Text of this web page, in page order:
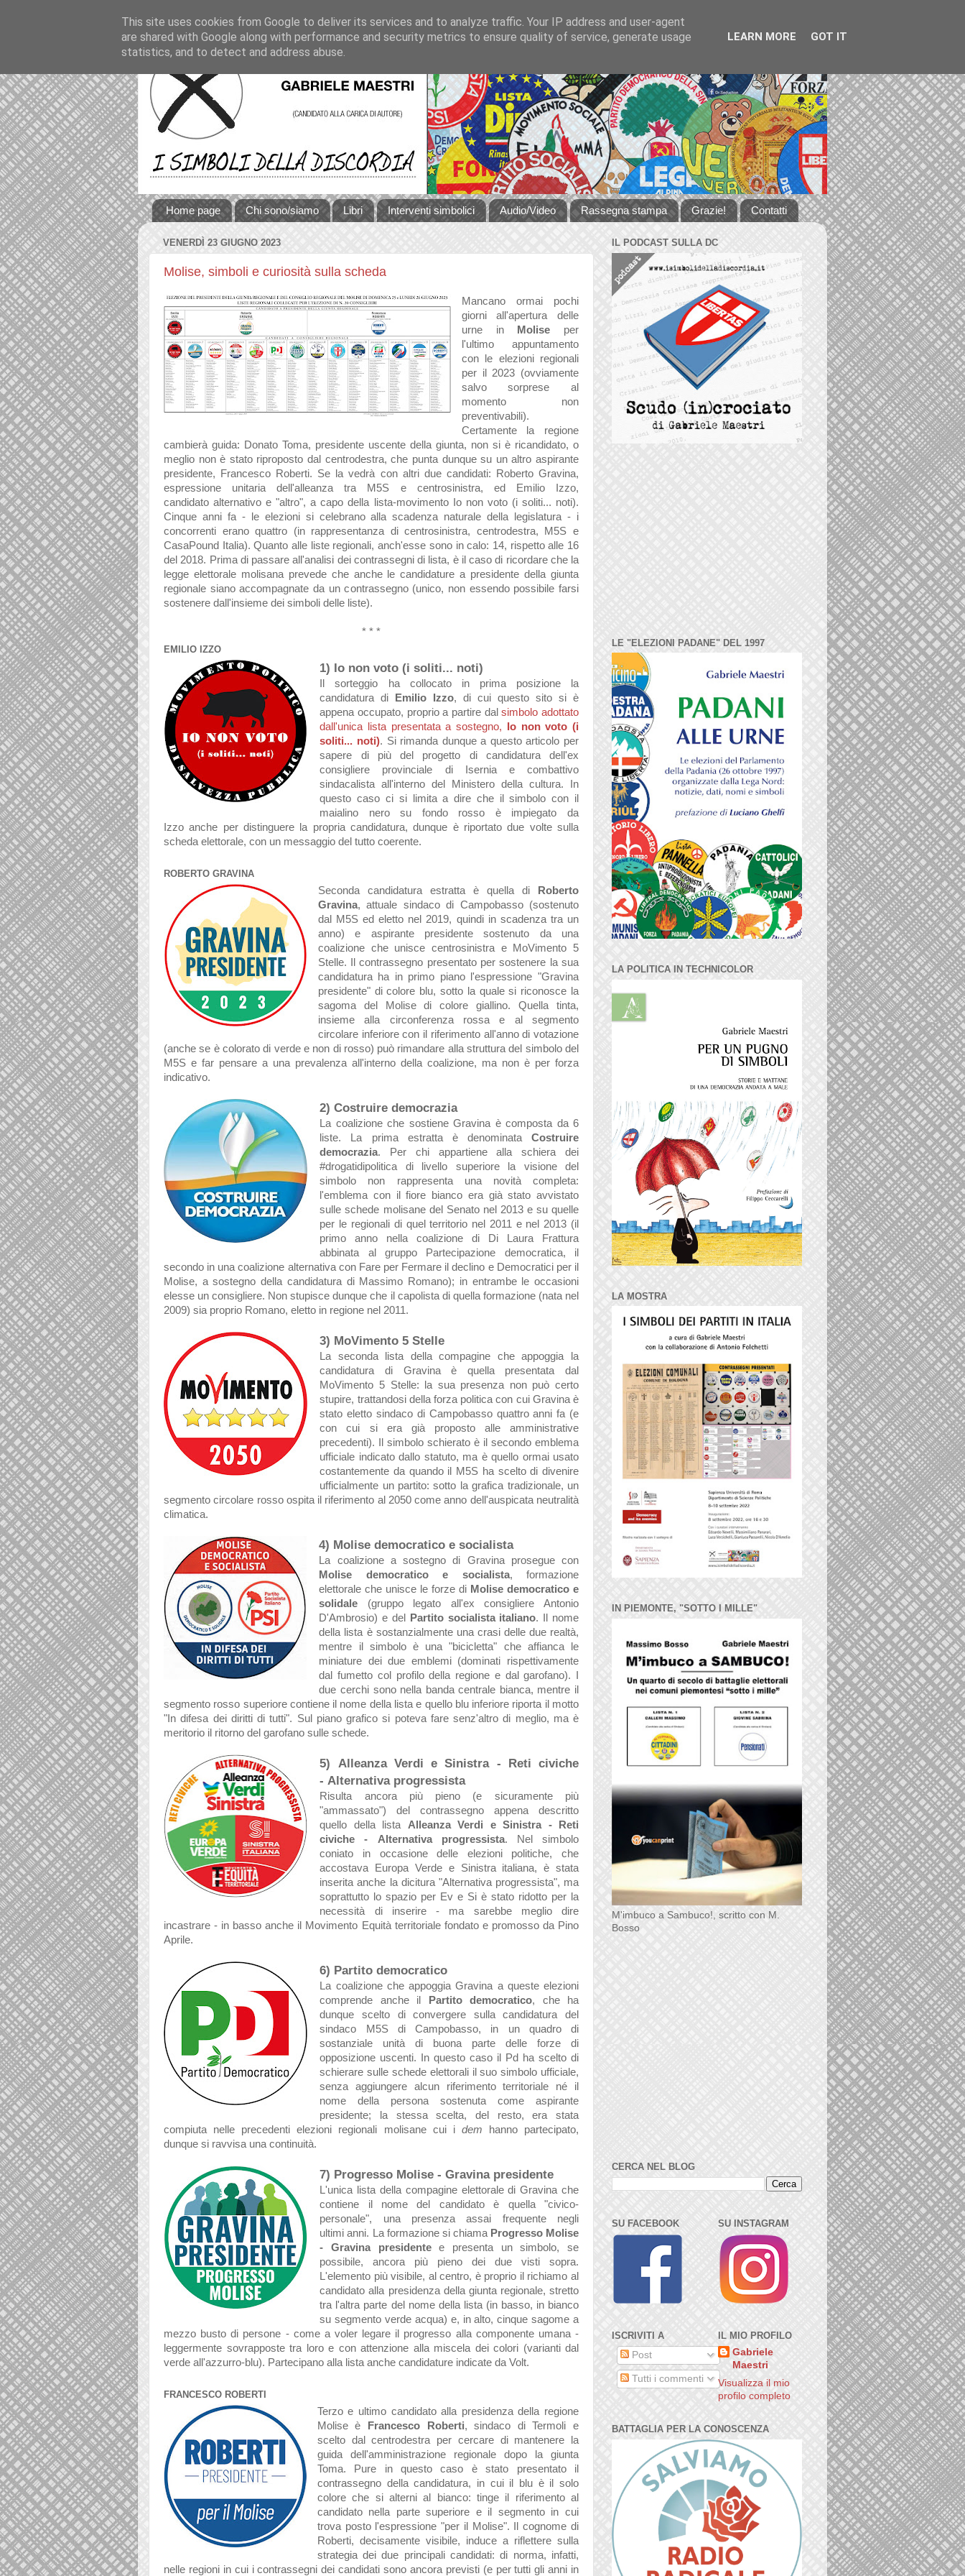
Home page Chi sono/siamo Libri Interventi simbolici Audio/Video Rassegna stampa Grazie! Contatti
VENERDÌ 23 GIUGNO 2023
Molise, simboli e curiosità sulla scheda
Mancano ormai pochi
giorni all'apertura delle
urne in
Molise per
l'ultimo appuntamento
con le elezioni regionali
per il 2023 (ovviamente
salvo sorprese al
momento non
preventivabili).
Certamente la regione
cambierà guida: Donato Toma, presidente uscente della giunta, non si è ricandidato, o
meglio non è stato riproposto dal centrodestra, che punta dunque su un altro aspirante
presidente, Francesco Roberti. Se la vedrà con altri due candidati: Roberto Gravina,
espressione unitaria dell'alleanza tra M5S e centrosinistra, ed Emilio Izzo,
candidato alternativo e "altro", a capo della lista-movimento Io non voto (i soliti... noti).
Cinque anni fa - le elezioni si celebrano alla scadenza naturale della legislatura - i
concorrenti erano quattro (in rappresentanza di centrosinistra, centrodestra, M5S e
CasaPound Italia). Quanto alle liste regionali, anch'esse sono in calo: 14, rispetto alle 16
del 2018. Prima di passare all'analisi dei contrassegni di lista, è il caso di ricordare che la
legge elettorale molisana prevede che anche le candidature a presidente della giunta
regionale siano accompagnate da un contrassegno (unico, non essendo possibile farsi
sostenere dall'insieme dei simboli delle liste).
* * *
EMILIO IZZO
1) Io non voto (i soliti... noti)
Il sorteggio ha collocato in prima posizione la
candidatura di
Emilio Izzo, di cui questo sito si è
appena occupato, proprio a partire dalsimbolo adottato
dall'unica lista presentata a sostegno,
Io non voto (i
soliti... noti). Si rimanda dunque a questo articolo per
sapere di più del progetto di candidatura dell'ex
consigliere provinciale di Isernia e combattivo
sindacalista all'interno del Ministero della cultura. In
questo caso ci si limita a dire che il simbolo con il
maialino nero su fondo rosso è impiegato da
Izzo anche per distinguere la propria candidatura, dunque è riportato due volte sulla
scheda elettorale, con un messaggio del tutto coerente.
ROBERTO GRAVINA
Seconda candidatura estratta è quella di
Roberto
Gravina, attuale sindaco di Campobasso (sostenuto
dal M5S ed eletto nel 2019, quindi in scadenza tra un
anno) e aspirante presidente sostenuto da una
coalizione che unisce centrosinistra e MoVimento 5
Stelle. Il contrassegno presentato per sostenere la sua
candidatura ha in primo piano l'espressione "Gravina
presidente" di colore blu, sotto la quale si riconosce la
sagoma del Molise di colore giallino. Quella tinta,
insieme alla circonferenza rossa e al segmento
circolare inferiore con il riferimento all'anno di votazione
(anche se è colorato di verde e non di rosso) può rimandare alla struttura del simbolo del
M5S e far pensare a una prevalenza all'interno della coalizione, ma non è per forza
indicativo.
2) Costruire democrazia
La coalizione che sostiene Gravina è composta da 6
liste. La prima estratta è denominata Costruire
democrazia. Per chi appartiene alla schiera dei
#drogatidipolitica di livello superiore la visione del
simbolo non rappresenta una novità completa:
l'emblema con il fiore bianco era già stato avvistato
sulle schede molisane del Senato nel 2013 e su quelle
per le regionali di quel territorio nel 2011 e nel 2013 (il
primo anno nella coalizione di Di Laura Frattura
abbinata al gruppo Partecipazione democratica, il
secondo in una coalizione alternativa con Fare per Fermare il declino e Democratici per il
Molise, a sostegno della candidatura di Massimo Romano); in entrambe le occasioni
elesse un consigliere. Non stupisce dunque che il capolista di quella formazione (nata nel
2009) sia proprio Romano, eletto in regione nel 2011.
3) MoVimento 5 Stelle
La seconda lista della compagine che appoggia la
candidatura di Gravina è quella presentata dal
MoVimento 5 Stelle: la sua presenza non può certo
stupire, trattandosi della forza politica con cui Gravina è
stato eletto sindaco di Campobasso quattro anni fa (e
con cui si era già proposto alle amministrative
precedenti). Il simbolo schierato è il secondo emblema
ufficiale indicato dallo statuto, ma è quello ormai usato
costantemente da quando il M5S ha scelto di divenire
ufficialmente un partito: sotto la grafica tradizionale, un
segmento circolare rosso ospita il riferimento al 2050 come anno dell'auspicata neutralità
climatica.
4) Molise democratico e socialista
La coalizione a sostegno di Gravina prosegue con
Molise democratico e socialista, formazione
elettorale che unisce le forze di Molise democratico e
solidale (gruppo legato all'ex consigliere Antonio
D'Ambrosio) e del
Partito socialista italiano. Il nome
della lista è sostanzialmente una crasi delle due realtà,
mentre il simbolo è una "bicicletta" che affianca le
miniature dei due emblemi (dominati rispettivamente
dal fumetto col profilo della regione e dal garofano). I
due cerchi sono nella banda centrale bianca, mentre il
segmento rosso superiore contiene il nome della lista e quello blu inferiore riporta il motto
"In difesa dei diritti di tutti". Sul piano grafico si poteva fare senz'altro di meglio, ma è
meritorio il ritorno del garofano sulle schede.
5) Alleanza Verdi e Sinistra - Reti civiche
- Alternativa progressista
Risulta ancora più pieno (e sicuramente più
"ammassato") del contrassegno appena descritto
quello della lista Alleanza Verdi e Sinistra - Reti
civiche - Alternativa progressista. Nel simbolo
coniato in occasione delle elezioni politiche, che
accostava Europa Verde e Sinistra italiana, è stata
inserita anche la dicitura "Alternativa progressista", ma
soprattutto lo spazio per Ev e Si è stato ridotto per la
necessità di inserire - ma sarebbe meglio dire
incastrare - in basso anche il Movimento Equità territoriale fondato e promosso da Pino
Aprile.
6) Partito democratico
La coalizione che appoggia Gravina a queste elezioni
comprende anche il
Partito democratico, che ha
dunque scelto di convergere sulla candidatura del
sindaco M5S di Campobasso, in un quadro di
sostanziale unità di buona parte delle forze di
opposizione uscenti. In questo caso il Pd ha scelto di
schierare sulle schede elettorali il suo simbolo ufficiale,
senza aggiungere alcun riferimento territoriale né il
nome della persona sostenuta come aspirante
presidente; la stessa scelta, del resto, era stata
compiuta nelle precedenti elezioni regionali molisane cui i dem hanno partecipato,
dunque si ravvisa una continuità.
7) Progresso Molise - Gravina presidente
L'unica lista della compagine elettorale di Gravina che
contiene il nome del candidato è quella "civico-
personale", una presenza assai frequente negli
ultimi anni. La formazione si chiama Progresso Molise
- Gravina presidentee presenta un simbolo, se
possibile, ancora più pieno dei due visti sopra.
L'elemento più visibile, al centro, è proprio il richiamo al
candidato alla presidenza della giunta regionale, stretto
tra l'altra parte del nome della lista (in basso, in bianco
su segmento verde acqua) e, in alto, cinque sagome a
mezzo busto di persone - come a voler legare il progresso alla componente umana -
leggermente sovrapposte tra loro e con attenzione alla miscela dei colori (varianti dal
verde all'azzurro-blu). Partecipano alla lista anche candidature indicate da Volt.
FRANCESCO ROBERTI
Terzo e ultimo candidato alla presidenza della regione
Molise è
Francesco Roberti, sindaco di Termoli e
scelto dal centrodestra per cercare di mantenere la
guida dell'amministrazione regionale dopo la giunta
Toma. Pure in questo caso è stato presentato il
contrassegno della candidatura, in cui il blu è il solo
colore che si alterni al bianco: tinge il riferimento al
candidato nella parte superiore e il segmento in cui
trova posto l'espressione "per il Molise". Il cognome di
Roberti, decisamente visibile, induce a riflettere sulla
strategia dei due principali candidati: di norma, infatti,
nelle regioni in cui i contrassegni dei candidati sono ancora previsti (e per tutti gli anni in
IL PODCAST SULLA DC
LE "ELEZIONI PADANE" DEL 1997
LA POLITICA IN TECHNICOLOR
LA MOSTRA
IN PIEMONTE, "SOTTO I MILLE"
M'imbuco a Sambuco!, scritto con M.
Bosso
CERCA NEL BLOG
SU FACEBOOK
ISCRIVITI A
Post
Tutti i commenti
SU INSTAGRAM
IL MIO PROFILO
Gabriele
Maestri
Visualizza il mio
profilo completo
BATTAGLIA PER LA CONOSCENZA
This site uses cookies from Google to deliver its services and to analyze traffic. Your IP address and user-agent
are shared with Google along with performance and security metrics to ensure quality of service, generate usage
statistics, and to detect and address abuse.
LEARN MORE GOT IT